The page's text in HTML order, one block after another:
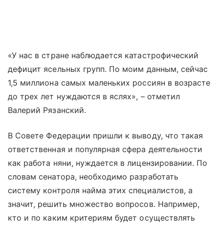
«У нас в стране наблюдается катастрофический
дефицит ясельных групп. По моим данным, сейчас
1,5 миллиона самых маленьких россиян в возрасте
до трех лет нуждаются в яслях», – отметил
Валерий Рязанский.
В Совете Федерации пришли к выводу, что такая
ответственная и популярная сфера деятельности
как работа няни, нуждается в лицензировании. По
словам сенатора, необходимо разработать
систему контроля найма этих специалистов, а
значит, решить множество вопросов. Например,
кто и по каким критериям будет осуществлять